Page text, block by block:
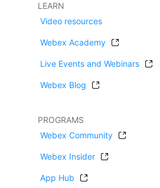
LEARN
Video resources
Webex Academy
Live Events and Webinars
Webex Blog
PROGRAMS
Webex Community
Webex Insider
App Hub